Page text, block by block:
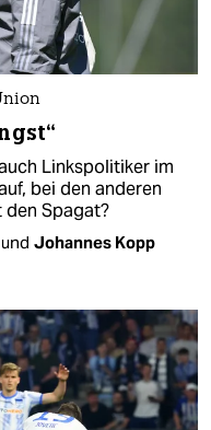
Linkspolitiker im
bei den anderen
den Spagat?
und Johannes Kopp